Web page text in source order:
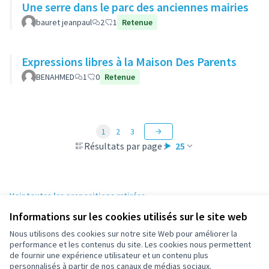
Informations sur les cookies utilisés sur le site web
Nous utilisons des cookies sur notre site Web pour améliorer la
performance et les contenus du site. Les cookies nous permettent
de fournir une expérience utilisateur et un contenu plus
personnalisés à partir de nos canaux de médias sociaux.
Une serre dans le parc des anciennes mairies
bauret jeanpaul 2 1 Retenue
Expressions libres à la Maison Des Parents
BENAHMED 1 0 Retenue
Résultats par page : 25
1 2 3
Voir toutes les propositions retirées
Conditions d'utilisation
Paramètres des cookies
participez.nanterre.fr sur X
participez.nanterre.fr sur Facebook
participez.nanterre.fr sur Instagram
participez.nanterre.fr sur YouTube
participez.nanterre.fr sur GitHub